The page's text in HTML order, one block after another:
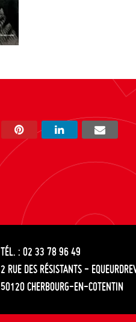
TÉL. : 02 33 78 96 49
2 RUE DES RÉSISTANTS -
50120 CHERBOURG-EN-COTENTIN